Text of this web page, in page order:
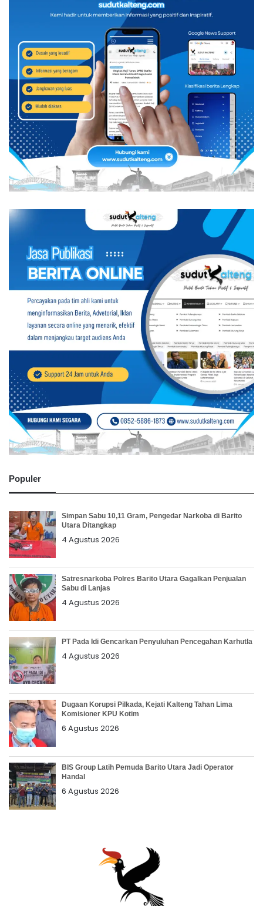
Populer
Simpan Sabu 10,11 Gram, Pengedar Narkoba di Barito
Utara Ditangkap
4 Agustus 2026
Satresnarkoba Polres Barito Utara Gagalkan Penjualan
Sabu di Lanjas
4 Agustus 2026
PT Pada Idi Gencarkan Penyuluhan Pencegahan Karhutla
4 Agustus 2026
Dugaan Korupsi Pilkada, Kejati Kalteng Tahan Lima
Komisioner KPU Kotim
6 Agustus 2026
BIS Group Latih Pemuda Barito Utara Jadi Operator
Handal
6 Agustus 2026